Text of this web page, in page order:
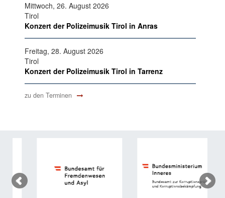
Mittwoch, 26. August 2026
Tirol
Konzert der Polizeimusik Tirol in Anras
Freitag, 28. August 2026
Tirol
Konzert der Polizeimusik Tirol in Tarrenz
zu den Terminen